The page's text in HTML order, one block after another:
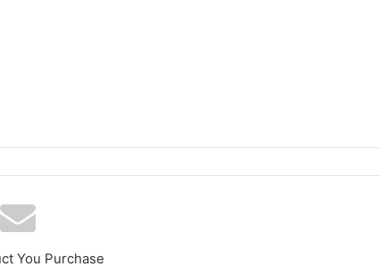
You Purchase